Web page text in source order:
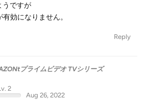
うですが
効になりません。
Reply
プライムビデオ TVシリーズ
2
Aug 26, 2022